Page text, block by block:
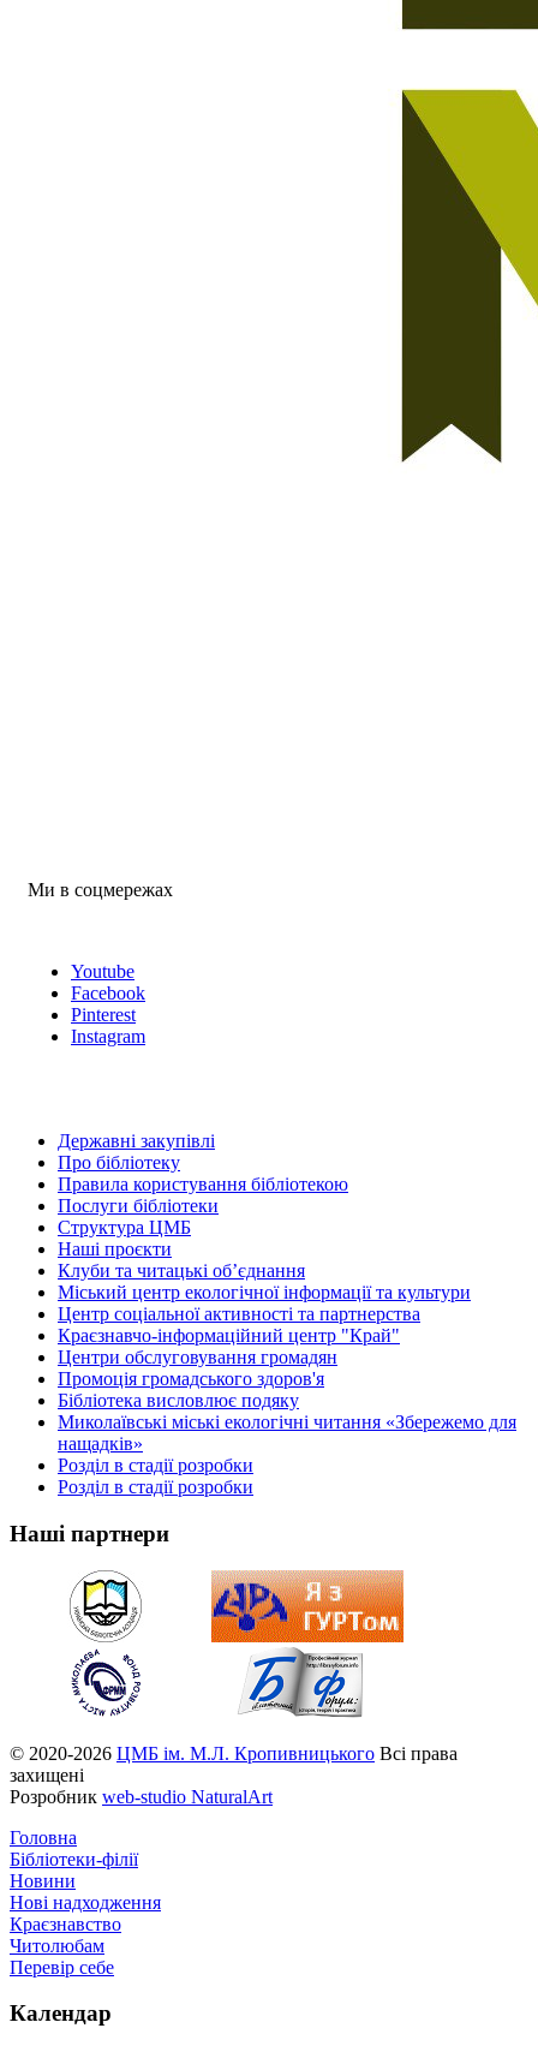
Ми в соцмережах
Youtube
Facebook
Pinterest
Instagram
Державні закупівлі
Про бібліотеку
Правила користування бібліотекою
Послуги бібліотеки
Структура ЦМБ
Наші проєкти
Клуби та читацькі об’єднання
Міський центр екологічної інформації та культури
Центр соціальної активності та партнерства
Краєзнавчо-інформаційний центр "Край"
Центри обслуговування громадян
Промоція громадського здоров'я
Бібліотека висловлює подяку
Миколаївські міські екологічні читання «Збережемо для
нащадків»
Розділ в стадії розробки
Розділ в стадії розробки
Наші партнери
© 2020-2026 ЦМБ ім. М.Л. Кропивницького Всі права
захищені
Розробник web-studio NaturalArt
Головна
Бібліотеки-філії
Новини
Нові надходження
Краєзнавство
Читолюбам
Перевір себе
Календар